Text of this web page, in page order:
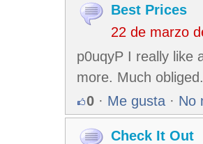
Best Prices
22 de marzo
p0uqyP I really like
more. Much obliged.
0 · Me gusta · No
Check It Out